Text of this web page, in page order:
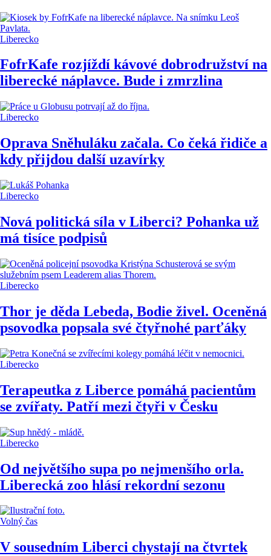
Liberecko
FofrKafe rozjíždí kávové dobrodružství na
liberecké náplavce. Bude i zmrzlina
Liberecko
Oprava Sněhuláku začala. Co čeká řidiče a
kdy přijdou další uzavírky
Liberecko
Nová politická síla v Liberci? Pohanka už
má tisíce podpisů
Liberecko
Thor je děda Lebeda, Bodie živel. Oceněná
psovodka popsala své čtyřnohé parťáky
Liberecko
Terapeutka z Liberce pomáhá pacientům
se zvířaty. Patří mezi čtyři v Česku
Liberecko
Od největšího supa po nejmenšího orla.
Liberecká zoo hlásí rekordní sezonu
Volný čas
V sousedním Liberci chystají na čtvrtek